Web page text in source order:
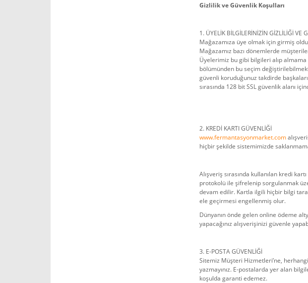
Gizlilik ve Güvenlik Koşulları
1. ÜYELİK BİLGİLERİNİZİN GİZLİLİĞİ VE
Mağazamıza üye olmak için girmiş
Mağazamız bazı dönemlerde
Üyelerimiz bu gibi bilgileri alıp
bölümünden bu seçim
güvenli koruduğunuz takdirde
sırasında 128 bit SSL güvenlik alanı
2. KREDİ KARTI GÜVENLİĞİ
www.fermantasyonmarket.com
hiçbir şekilde sistemimizde
Alışveriş sırasında kullanılan kredi
protokolü ile şifrelenip sorgulanmak
devam edilir. Kartla ilgili hiçbir bilgi
ele geçirmesi engellenmiş olur.
Dünyanın önde gelen online ödeme
yapacağınız alışverişinizi güvenle
3. E-POSTA GÜVENLİĞİ
Sitemiz Müşteri Hizmetleri’ne,
yazmayınız. E-postalarda yer alan
koşulda garanti edemez.